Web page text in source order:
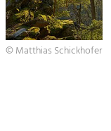
© Matthias Schickhofer